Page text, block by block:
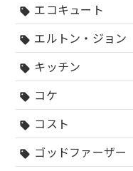
sell エコキュート
sell エルトン・ジョン
sell キッチン
sell コケ
sell コスト
sell ゴッドファーザー